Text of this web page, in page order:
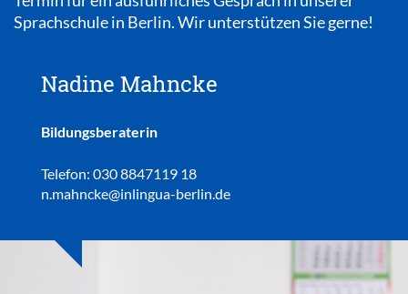
Sprachschule in Berlin. Wir unterstützen Sie gerne!
Nadine Mahncke
Bildungsberaterin
Telefon: 030 8847119 18
n.mahncke@inlingua-berlin.de